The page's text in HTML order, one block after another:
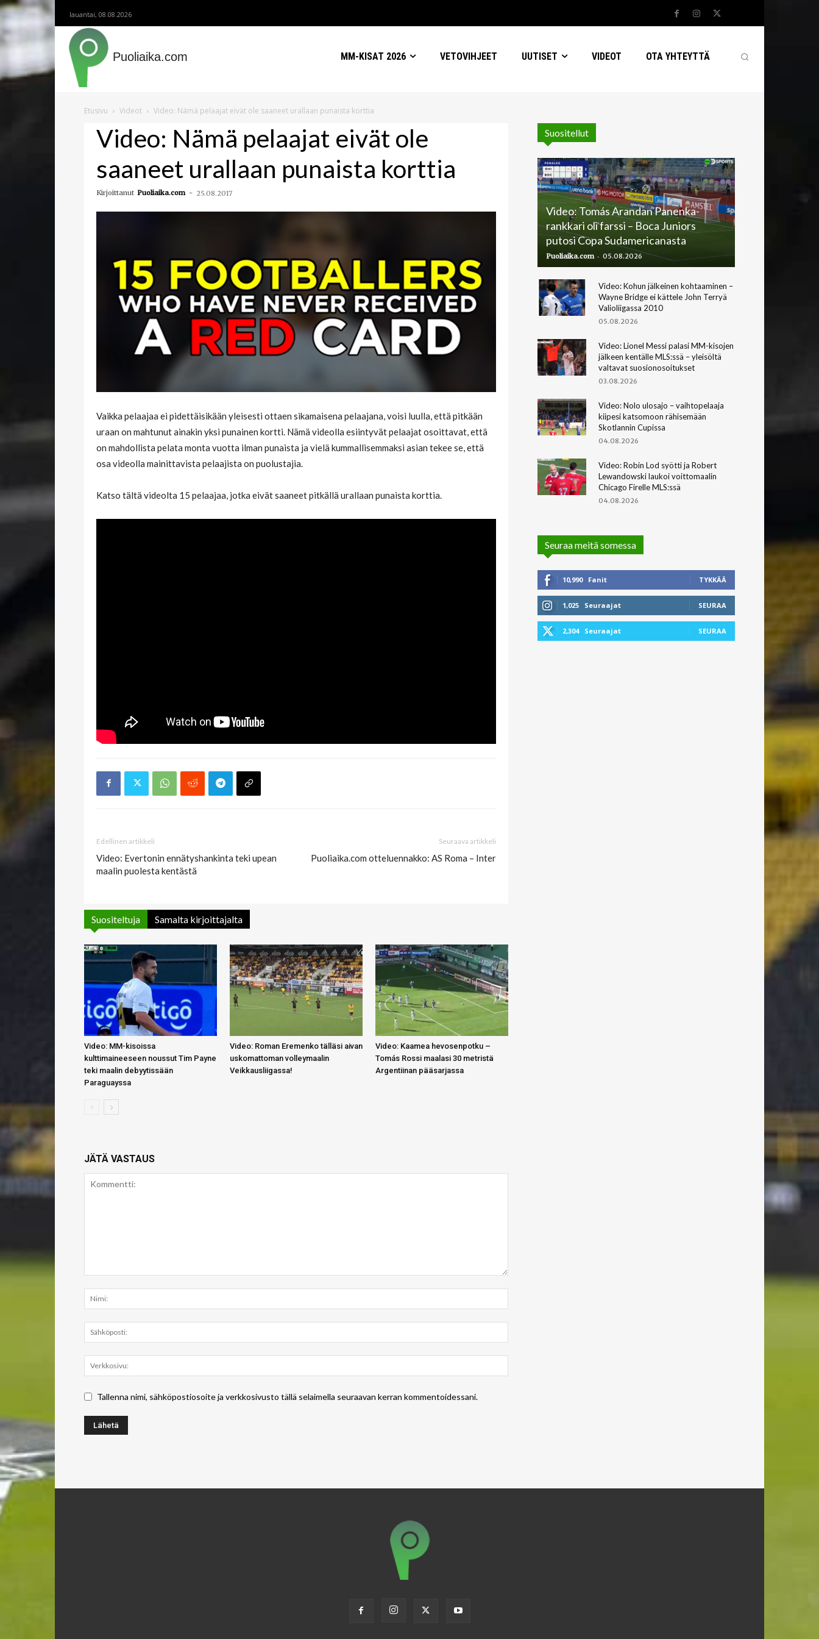
lauantai, 08.08.2026
Puoliaika.com MM-KISAT 2026 VETOVIHJEET UUTISET VIDEOT OTA YHTEYTTÄ
Etusivu Videot Video: Nämä pelaajat eivät ole saaneet urallaan punaista korttia
Video: Nämä pelaajat eivät ole
saaneet urallaan punaista korttia
Kirjoittanut Puoliaika.com - 25.08.2017
Vaikka pelaajaa ei pidettäisikään yleisesti ottaen sikamaisena pelaajana, voisi luulla, että pitkään
uraan on mahtunut ainakin yksi punainen kortti. Nämä videolla esiintyvät pelaajat osoittavat, että
on mahdollista pelata monta vuotta ilman punaista ja vielä kummallisemmaksi asian tekee se, että
osa videolla mainittavista pelaajista on puolustajia.
Katso tältä videolta 15 pelaajaa, jotka eivät saaneet pitkällä urallaan punaista korttia.
Edellinen artikkeli
Video: Evertonin ennätyshankinta teki upean
maalin puolesta kentästä
Seuraava artikkeli
Puoliaika.com otteluennakko: AS Roma – Inter
Suositeltuja Samalta kirjoittajalta
Video: MM-kisoissa
kulttimaineeseen noussut Tim Payne
teki maalin debyytissään
Paraguayssa
Video: Roman Eremenko tälläsi aivan
uskomattoman volleymaalin
Veikkausliigassa!
Video: Kaamea hevosenpotku –
Tomás Rossi maalasi 30 metristä
Argentiinan pääsarjassa
JÄTÄ VASTAUS
Tallenna nimi, sähköpostiosoite ja verkkosivusto tällä selaimella seuraavan kerran kommentoidessani.
Suositellut
Video: Tomás Arandan Panenka-
rankkari oli farssi – Boca Juniors
putosi Copa Sudamericanasta
Puoliaika.com - 05.08.2026
Video: Kohun jälkeinen kohtaaminen –
Wayne Bridge ei kättele John Terryä
Valioliigassa 2010
05.08.2026
Video: Lionel Messi palasi MM-kisojen
jälkeen kentälle MLS:ssä – yleisöltä
valtavat suosionosoitukset
03.08.2026
Video: Nolo ulosajo – vaihtopelaaja
kiipesi katsomoon rähisemään
Skotlannin Cupissa
04.08.2026
Video: Robin Lod syötti ja Robert
Lewandowski laukoi voittomaalin
Chicago Firelle MLS:ssä
04.08.2026
Seuraa meitä somessa
10,990 Fanit TYKKÄÄ
1,025 Seuraajat SEURAA
2,304 Seuraajat SEURAA